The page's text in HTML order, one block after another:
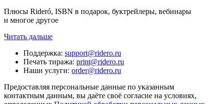
Плюсы Rideró, ISBN в подарок, буктрейлеры, вебинары
и многое другое
Читать дальше
Поддержка: support@ridero.ru
Печать тиража: print@ridero.ru
Наши услуги: order@ridero.ru
Предоставляя персональные данные по указанным
контактным данным, вы даёте своё согласие на условиях,